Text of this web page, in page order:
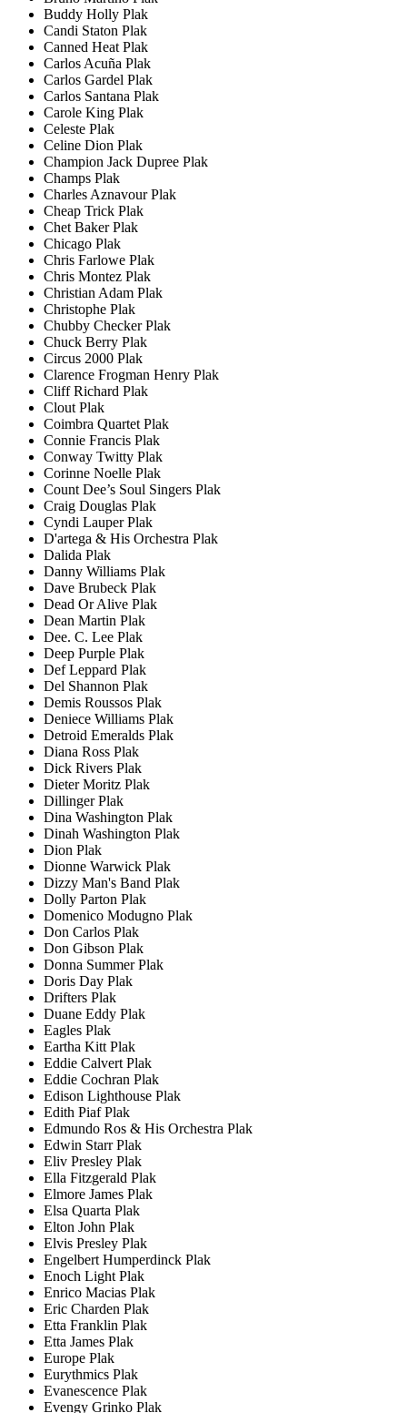
Buddy Holly Plak
Candi Staton Plak
Canned Heat Plak
Carlos Acuña Plak
Carlos Gardel Plak
Carlos Santana Plak
Carole King Plak
Celeste Plak
Celine Dion Plak
Champion Jack Dupree Plak
Champs Plak
Charles Aznavour Plak
Cheap Trick Plak
Chet Baker Plak
Chicago Plak
Chris Farlowe Plak
Chris Montez Plak
Christian Adam Plak
Christophe Plak
Chubby Checker Plak
Chuck Berry Plak
Circus 2000 Plak
Clarence Frogman Henry Plak
Cliff Richard Plak
Clout Plak
Coimbra Quartet Plak
Connie Francis Plak
Conway Twitty Plak
Corinne Noelle Plak
Count Dee’s Soul Singers Plak
Craig Douglas Plak
Cyndi Lauper Plak
D'artega & His Orchestra Plak
Dalida Plak
Danny Williams Plak
Dave Brubeck Plak
Dead Or Alive Plak
Dean Martin Plak
Dee. C. Lee Plak
Deep Purple Plak
Def Leppard Plak
Del Shannon Plak
Demis Roussos Plak
Deniece Williams Plak
Detroid Emeralds Plak
Diana Ross Plak
Dick Rivers Plak
Dieter Moritz Plak
Dillinger Plak
Dina Washington Plak
Dinah Washington Plak
Dion Plak
Dionne Warwick Plak
Dizzy Man's Band Plak
Dolly Parton Plak
Domenico Modugno Plak
Don Carlos Plak
Don Gibson Plak
Donna Summer Plak
Doris Day Plak
Drifters Plak
Duane Eddy Plak
Eagles Plak
Eartha Kitt Plak
Eddie Calvert Plak
Eddie Cochran Plak
Edison Lighthouse Plak
Edith Piaf Plak
Edmundo Ros & His Orchestra Plak
Edwin Starr Plak
Eliv Presley Plak
Ella Fitzgerald Plak
Elmore James Plak
Elsa Quarta Plak
Elton John Plak
Elvis Presley Plak
Engelbert Humperdinck Plak
Enoch Light Plak
Enrico Macias Plak
Eric Charden Plak
Etta Franklin Plak
Etta James Plak
Europe Plak
Eurythmics Plak
Evanescence Plak
Evengy Grinko Plak